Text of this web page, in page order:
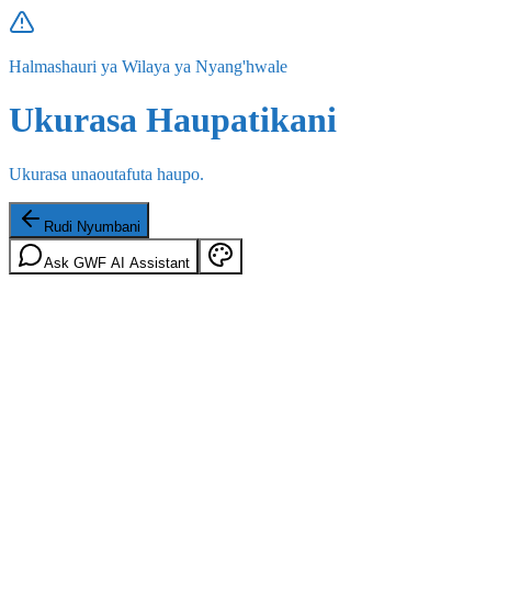
Halmashauri ya Wilaya ya Nyang'hwale
Ukurasa Haupatikani
Ukurasa unaoutafuta haupo.
Rudi Nyumbani
Ask GWF AI Assistant